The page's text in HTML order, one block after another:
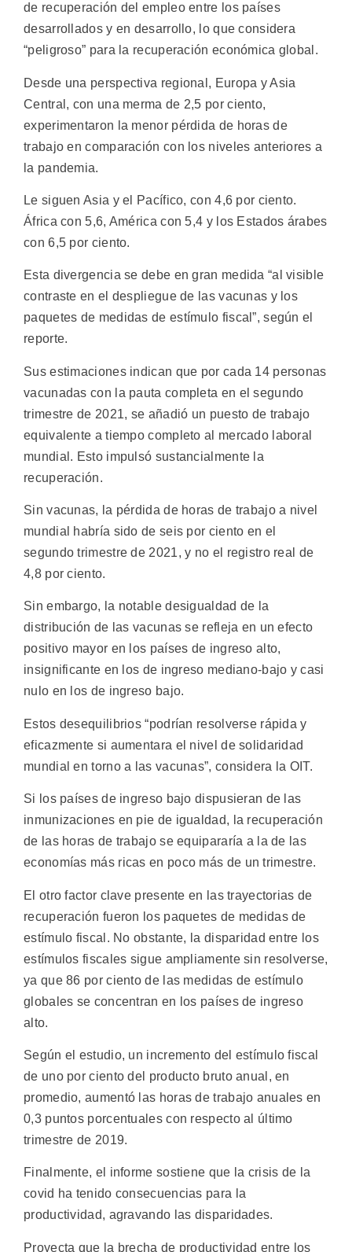
de recuperación del empleo entre los países
desarrollados y en desarrollo, lo que considera
“peligroso” para la recuperación económica global.
Desde una perspectiva regional, Europa y Asia
Central, con una merma de 2,5 por ciento,
experimentaron la menor pérdida de horas de
trabajo en comparación con los niveles anteriores a
la pandemia.
Le siguen Asia y el Pacífico, con 4,6 por ciento.
África con 5,6, América con 5,4 y los Estados árabes
con 6,5 por ciento.
Esta divergencia se debe en gran medida “al visible
contraste en el despliegue de las vacunas y los
paquetes de medidas de estímulo fiscal”, según el
reporte.
Sus estimaciones indican que por cada 14 personas
vacunadas con la pauta completa en el segundo
trimestre de 2021, se añadió un puesto de trabajo
equivalente a tiempo completo al mercado laboral
mundial. Esto impulsó sustancialmente la
recuperación.
Sin vacunas, la pérdida de horas de trabajo a nivel
mundial habría sido de seis por ciento en el
segundo trimestre de 2021, y no el registro real de
4,8 por ciento.
Sin embargo, la notable desigualdad de la
distribución de las vacunas se refleja en un efecto
positivo mayor en los países de ingreso alto,
insignificante en los de ingreso mediano-bajo y casi
nulo en los de ingreso bajo.
Estos desequilibrios “podrían resolverse rápida y
eficazmente si aumentara el nivel de solidaridad
mundial en torno a las vacunas”, considera la OIT.
Si los países de ingreso bajo dispusieran de las
inmunizaciones en pie de igualdad, la recuperación
de las horas de trabajo se equipararía a la de las
economías más ricas en poco más de un trimestre.
El otro factor clave presente en las trayectorias de
recuperación fueron los paquetes de medidas de
estímulo fiscal. No obstante, la disparidad entre los
estímulos fiscales sigue ampliamente sin resolverse,
ya que 86 por ciento de las medidas de estímulo
globales se concentran en los países de ingreso
alto.
Según el estudio, un incremento del estímulo fiscal
de uno por ciento del producto bruto anual, en
promedio, aumentó las horas de trabajo anuales en
0,3 puntos porcentuales con respecto al último
trimestre de 2019.
Finalmente, el informe sostiene que la crisis de la
covid ha tenido consecuencias para la
productividad, agravando las disparidades.
Proyecta que la brecha de productividad entre los